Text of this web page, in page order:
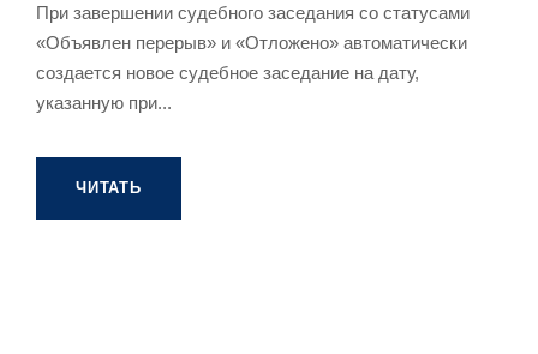
При завершении судебного заседания со статусами
«Объявлен перерыв» и «Отложено» автоматически
создается новое судебное заседание на дату,
указанную при...
ЧИТАТЬ